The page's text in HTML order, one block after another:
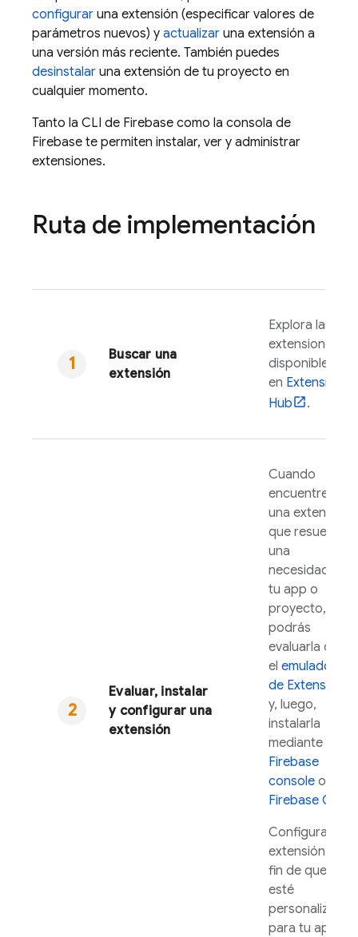
configurar una extensión (especificar valores de
parámetros nuevos) y actualizar una extensión a
una versión más reciente. También puedes
desinstalar una extensión de tu proyecto en
cualquier momento.
Tanto la CLI de Firebase como la consola de
Firebase te permiten instalar, ver y administrar
extensiones.
Ruta de implementación
Buscar una
extensión
Explora las
extensiones
disponibles
en Extensions
Hub
.
Evaluar, instalar
y configurar una
extensión
Cuando
encuentres
una extensión
que resuelva
una
necesidad en
tu app o
proyecto,
podrás
evaluarla con
el emulador
de Extensions
y, luego,
instalarla
mediante
Firebase
console o
Firebase CLI
Configura la
extensión a
fin de que
esté
personalizada
para tu app o